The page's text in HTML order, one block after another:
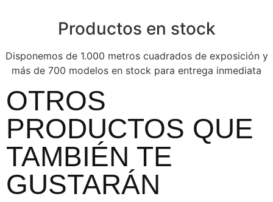
Productos en stock
Disponemos de 1.000 metros cuadrados de exposición y
más de 700 modelos en stock para entrega inmediata
OTROS
PRODUCTOS QUE
TAMBIÉN TE
GUSTARÁN